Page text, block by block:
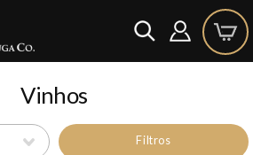
Vinhos
Filtros